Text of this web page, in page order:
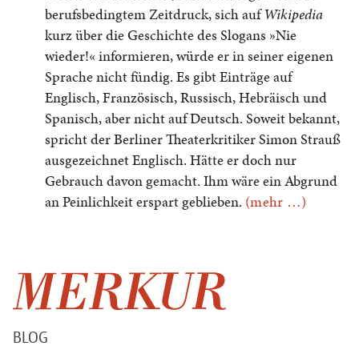
berufsbedingtem Zeitdruck, sich aufWikipedia
kurz über die Geschichte des Slogans »Nie
wieder!« informieren, würde er in seiner eigenen
Sprache nicht fündig. Es gibt Einträge auf
Englisch, Französisch, Russisch, Hebräisch und
Spanisch, aber nicht auf Deutsch. Soweit bekannt,
spricht der Berliner Theaterkritiker Simon Strauß
ausgezeichnet Englisch. Hätte er doch nur
Gebrauch davon gemacht. Ihm wäre ein Abgrund
an Peinlichkeit erspart geblieben. (mehr …)
BLOG